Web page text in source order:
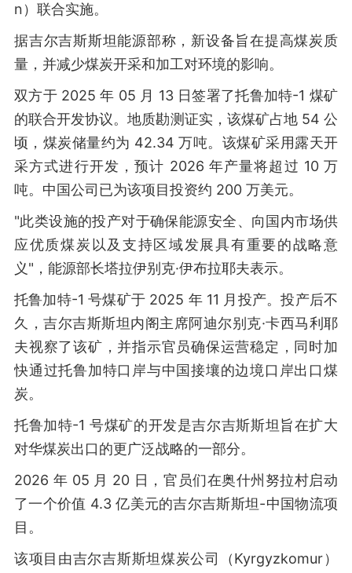
n）联合实施。
据吉尔吉斯斯坦能源部称，新设备旨在提高煤炭质
量，并减少煤炭开采和加工对环境的影响。
双方于 2025 年 05 月 13 日签署了托鲁加特-1 煤矿
的联合开发协议。地质勘测证实，该煤矿占地 54 公
顷，煤炭储量约为 42.34 万吨。该煤矿采用露天开
采方式进行开发，预计 2026 年产量将超过 10 万
吨。中国公司已为该项目投资约 200 万美元。
"此类设施的投产对于确保能源安全、向国内市场供
应优质煤炭以及支持区域发展具有重要的战略意
义"，能源部长塔拉伊别克·伊布拉耶夫表示。
托鲁加特-1 号煤矿于 2025 年 11 月投产。投产后不
久，吉尔吉斯斯坦内阁主席阿迪尔别克·卡西马利耶
夫视察了该矿，并指示官员确保运营稳定，同时加
快通过托鲁加特口岸与中国接壤的边境口岸出口煤
炭。
托鲁加特-1 号煤矿的开发是吉尔吉斯斯坦旨在扩大
对华煤炭出口的更广泛战略的一部分。
2026 年 05 月 20 日，官员们在奥什州努拉村启动
了一个价值 4.3 亿美元的吉尔吉斯斯坦-中国物流项
目。
该项目由吉尔吉斯斯坦煤炭公司（Kyrgyzkomur）